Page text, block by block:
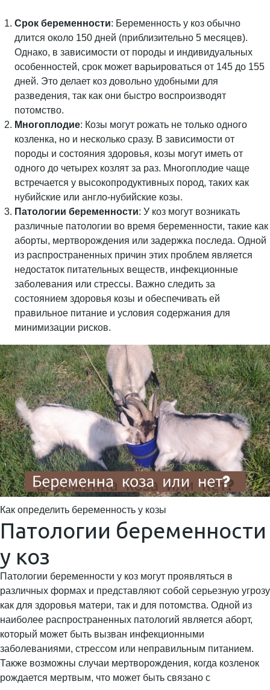
Срок беременности: Беременность у коз обычно
длится около 150 дней (приблизительно 5 месяцев).
Однако, в зависимости от породы и индивидуальных
особенностей, срок может варьироваться от 145 до 155
дней. Это делает коз довольно удобными для
разведения, так как они быстро воспроизводят
потомство.
Многоплодие: Козы могут рожать не только одного
козленка, но и несколько сразу. В зависимости от
породы и состояния здоровья, козы могут иметь от
одного до четырех козлят за раз. Многоплодие чаще
встречается у высокопродуктивных пород, таких как
нубийские или англо-нубийские козы.
Патологии беременности: У коз могут возникать
различные патологии во время беременности, такие как
аборты, мертворождения или задержка последа. Одной
из распространенных причин этих проблем является
недостаток питательных веществ, инфекционные
заболевания или стрессы. Важно следить за
состоянием здоровья козы и обеспечивать ей
правильное питание и условия содержания для
минимизации рисков.
Как определить беременность у козы
Патологии беременности
у коз
Патологии беременности у коз могут проявляться в
различных формах и представляют собой серьезную угрозу
как для здоровья матери, так и для потомства. Одной из
наиболее распространенных патологий является аборт,
который может быть вызван инфекционными
заболеваниями, стрессом или неправильным питанием.
Также возможны случаи мертворождения, когда козленок
рождается мертвым, что может быть связано с